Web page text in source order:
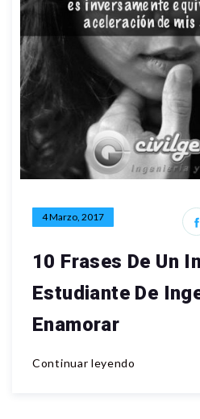
4 Marzo, 2017
10 Frases De Un
Estudiante De
Enamorar
Continuar leyendo